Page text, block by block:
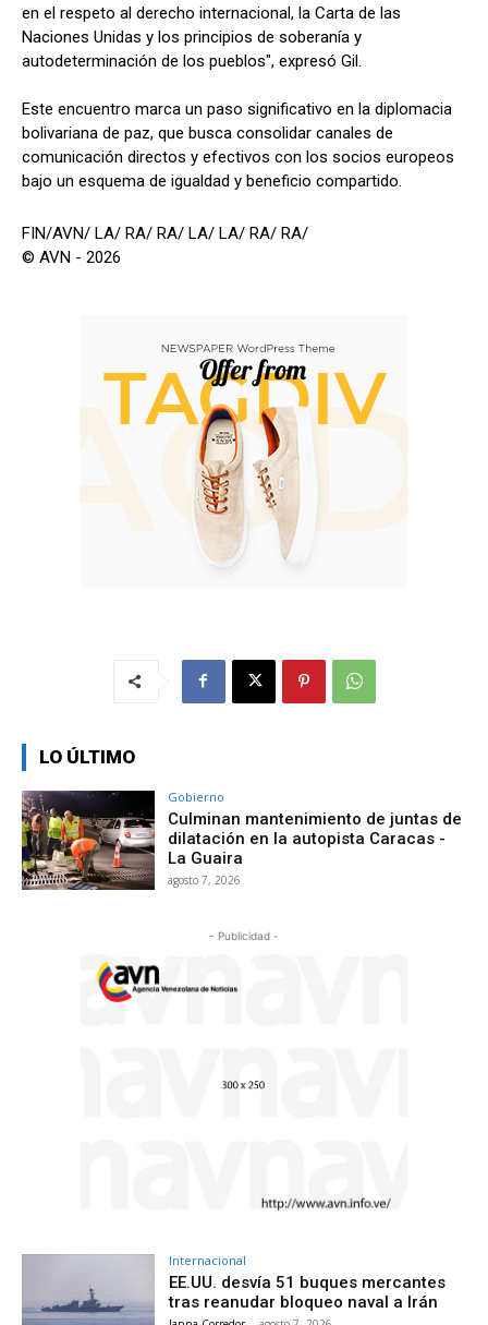
en el respeto al derecho internacional, la Carta de las
Naciones Unidas y los principios de soberanía y
autodeterminación de los pueblos", expresó Gil.
Este encuentro marca un paso significativo en la diplomacia
bolivariana de paz, que busca consolidar canales de
comunicación directos y efectivos con los socios europeos
bajo un esquema de igualdad y beneficio compartido.
FIN/AVN/ LA/ RA/ RA/ LA/ LA/ RA/ RA/
© AVN - 2026
LO ÚLTIMO
Gobierno
Culminan mantenimiento de juntas de
dilatación en la autopista Caracas -
La Guaira
agosto 7, 2026
- Publicidad -
Internacional
EE.UU. desvía 51 buques mercantes
tras reanudar bloqueo naval a Irán